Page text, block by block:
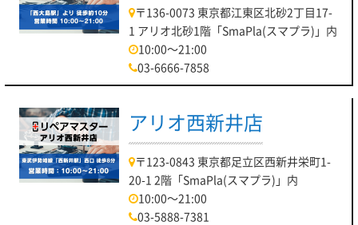
〒136-0073 東京都江東区北砂2丁目17-
1 アリオ北砂1階「SmaPla(スマプラ)」内
10:00～21:00
03-6666-7858
アリオ西新井店
〒123-0843 東京都足立区西新井栄町1-
20-1 2階「SmaPla(スマプラ)」内
10:00～21:00
03-5888-7381